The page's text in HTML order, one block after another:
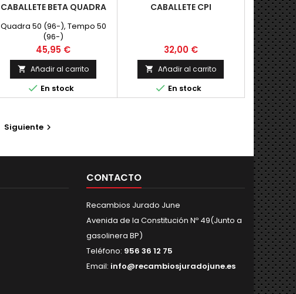
CABALLETE BETA QUADRA
Quadra 50 (96-), Tempo 50
(96-)
Precio
45,95 €
 Añadir al carrito
 En stock
CABALLETE CPI
Precio
32,00 €
 Añadir al carrito
 En stock
Siguiente
CONTACTO
Recambios Jurado June
Avenida de la Constitución Nº 49(Junto a
gasolinera BP)
Teléfono: 956 36 12 75
Email: info@recambiosjuradojune.es